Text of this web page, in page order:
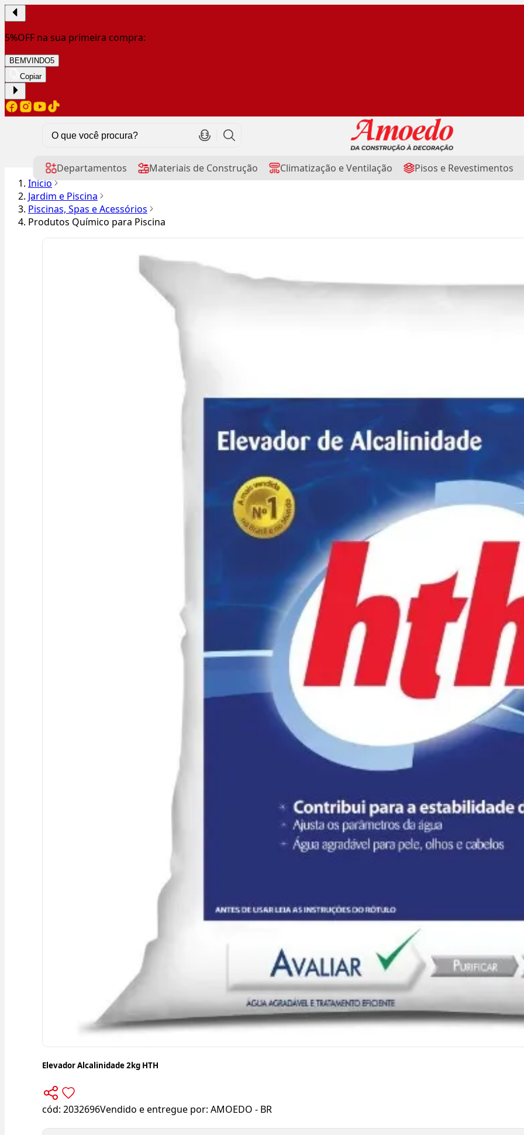
5%OFF na sua primeira compra:
BEMVINDO5
Copiar
Departamentos Materiais de Construção Climatização e Ventilação Pisos e Revestimentos
Início
Jardim e Piscina
Piscinas, Spas e Acessórios
Produtos Químico para Piscina
Elevador Alcalinidade 2kg HTH
cód: 2032696Vendido e entregue por: AMOEDO - BR